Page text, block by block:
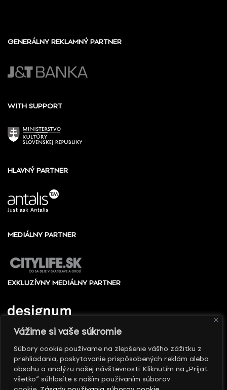
Vážime si vaše súkromie
Súbory cookie používame na zlepšenie vášho zážitku z
prehliadania, poskytovanie prispôsobených reklám alebo
obsahu a analýzu našej návštevnosti. Kliknutím na „Prijať
všetko“ súhlasíte s naším používaním súborov
GENERÁLNY REKLAMNÝ PARTNER
WITH SUPPORT
HLAVNÝ PARTNER
MEDIÁLNY PARTNER
EXKLUZÍVNY MEDIÁLNY PARTNER
© 2010 - 2026 Slovak design center, All rights
reserved